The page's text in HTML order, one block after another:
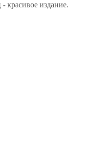
красивое издание.